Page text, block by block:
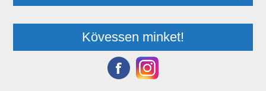
Kövessen minket!